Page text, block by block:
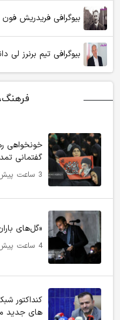
بیوگرافی فریدریش
بیوگرافی تیم برنرز لی
خونخواهی
گفتمانی
3 ساعت پیش
«گل‌های
4 ساعت پیش
کنداکتور
های